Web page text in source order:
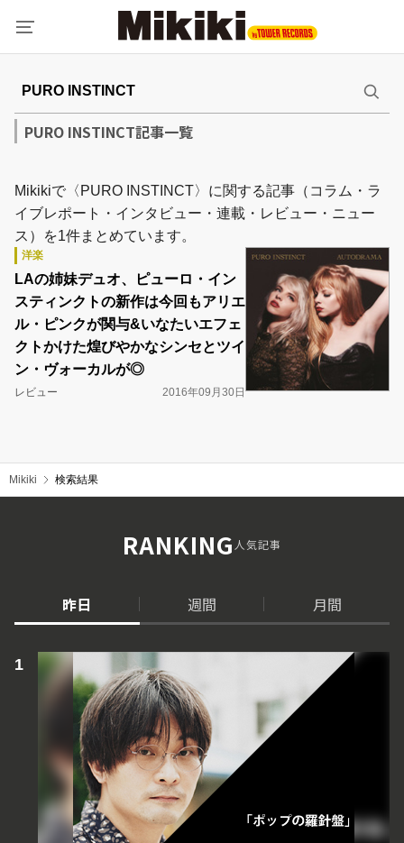
PURO INSTINCT記事一覧
Mikikiで〈PURO INSTINCT〉に関する記事（コラム・ラ
イブレポート・インタビュー・連載・レビュー・ニュー
ス）を1件まとめています。
洋楽
LAの姉妹デュオ、ピューロ・イン
スティンクトの新作は今回もアリエ
ル・ピンクが関与&いなたいエフェ
クトかけた煌びやかなシンセとツイ
ン・ヴォーカルが◎
レビュー 2016年09月30日
Mikiki 検索結果
RANKING人気記事
昨日 週間 月間